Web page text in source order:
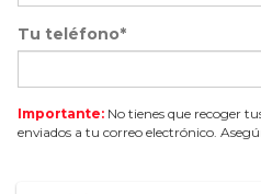
Tu teléfono*
Importante: No tienes que recoger
enviados a tu correo electrónico.